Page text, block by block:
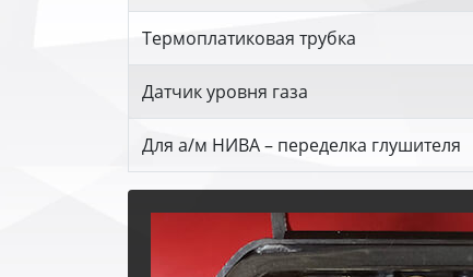
Термоплатиковая трубка
Датчик уровня газа
Для а/м НИВА – переделка глушителя